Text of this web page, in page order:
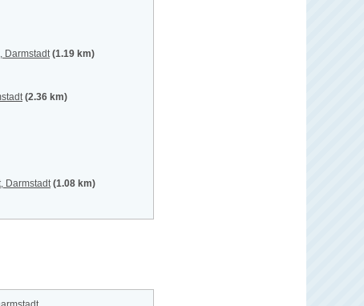
Darmstadt (1.19 km)
(2.36 km)
Darmstadt (1.08 km)